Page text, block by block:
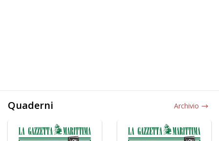
Quaderni Archivio